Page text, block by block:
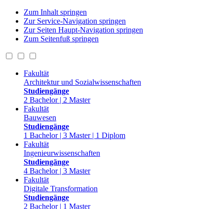
Zum Inhalt springen
Zur Service-Navigation springen
Zur Seiten Haupt-Navigation springen
Zum Seitenfuß springen
Fakultät
Architektur und Sozialwissenschaften
Studiengänge
2 Bachelor | 2 Master
Fakultät
Bauwesen
Studiengänge
1 Bachelor | 3 Master | 1 Diplom
Fakultät
Ingenieurwissenschaften
Studiengänge
4 Bachelor | 3 Master
Fakultät
Digitale Transformation
Studiengänge
2 Bachelor | 1 Master